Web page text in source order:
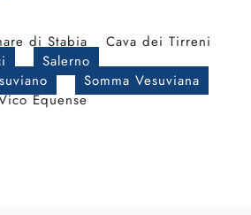
di Stabia
Cava dei Tirreni
Salerno
Somma Vesuviana
Equense